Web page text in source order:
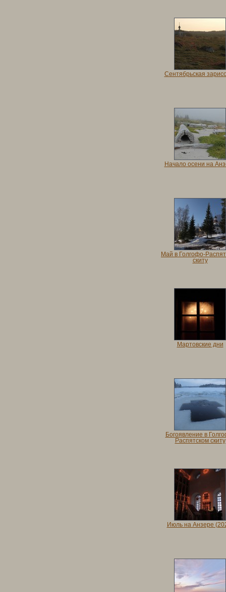
Сентябрьская
Начало осени на
Май в Голгофо-
скиту
Мартовские дни
Богоявление в
Распятском скиту
Июль на Анзере